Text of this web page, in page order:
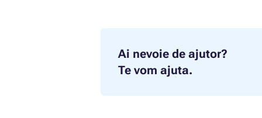
Ai nevoie de ajutor?
Te vom ajuta.